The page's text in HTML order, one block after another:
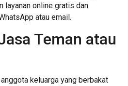
layanan online gratis dan
atau email.
Teman atau
keluarga yang berbakat